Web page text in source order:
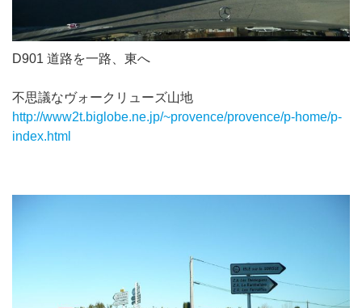
D901 道路を一路、東へ
不思議なヴォークリューズ山地
http://www2t.biglobe.ne.jp/~provence/provence/p-home/p-
index.html